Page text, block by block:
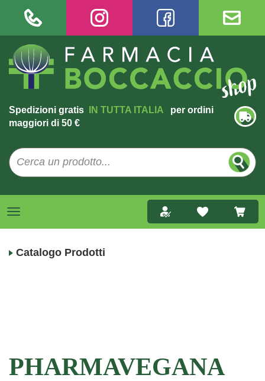
Spedizioni gratis IN TUTTA ITALIA
per ordini
maggiori di 50 €
Catalogo Prodotti
PHARMAVEGANA